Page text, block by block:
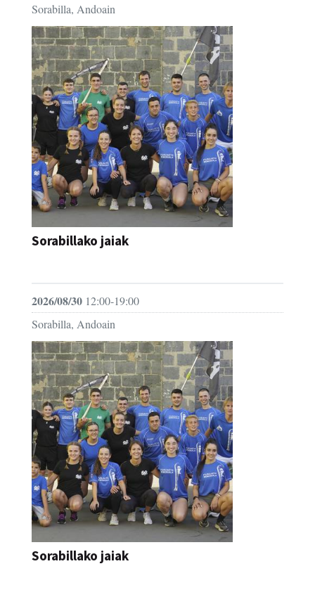
Sorabilla, Andoain
Sorabillako jaiak
2026/08/30 12:00-19:00
Sorabilla, Andoain
Sorabillako jaiak